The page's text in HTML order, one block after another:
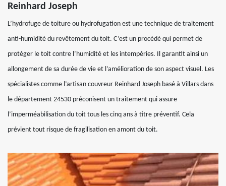
Reinhard Joseph
L’hydrofuge de toiture ou hydrofugation est une technique de traitement
anti-humidité du revêtement du toit. C’est un procédé qui permet de
protéger le toit contre l’humidité et les intempéries. Il garantit ainsi un
allongement de sa durée de vie et l’amélioration de son aspect visuel. Les
spécialistes comme l’artisan couvreur Reinhard Joseph basé à Villars dans
le département 24530 préconisent un traitement qui assure
l’imperméabilisation du toit tous les cinq ans à titre préventif. Cela
prévient tout risque de fragilisation en amont du toit.